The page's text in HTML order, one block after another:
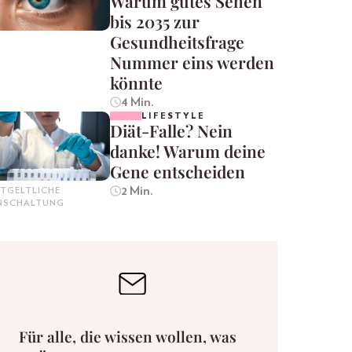
bis 2035 zur
Gesundheitsfrage
Nummer eins werden
könnte
4 Min.
LIFESTYLE
Diät-Falle? Nein
danke! Warum deine
Gene entscheiden
2 Min.
Für alle, die wissen wollen, was